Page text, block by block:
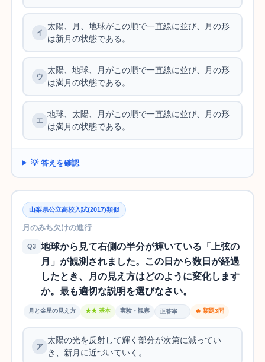
太陽、月、地球がこの順で一直線に並び、月の形
は新月の状態である。
太陽、地球、月がこの順で一直線に並び、月の形
は満月の状態である。
地球、太陽、月がこの順で一直線に並び、月の形
は満月の状態である。
💡 答えを確認
山梨県公立高校入試(2017)類似
月のみち欠けの進行
Q3
地球から見て右側の半分が輝いている「上弦の
月」が観測されました。この日から数日が経過
したとき、月の見え方はどのように変化します
か。最も適切な説明を選びなさい。
月と金星の見え方 ★★ 基本 実験・観察 正答率 — 🔥 類題3問
太陽の光を反射して輝く部分が次第に減ってい
き、新月に近づいていく。